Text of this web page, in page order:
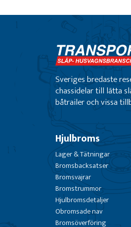
Sveriges bredaste
chassidelar till lätta
båtrailer och vissa
Hjulbroms
Lager & Tätningar
Bromsbacksatser
Bromsvajrar
Bromstrummor
Hjulbromsdetaljer
Obromsade nav
Bromsöverföring